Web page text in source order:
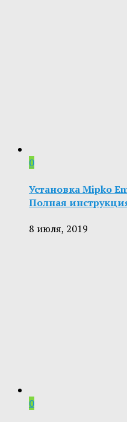
0
Установка Mipko
Полная
8 июля, 2019
0